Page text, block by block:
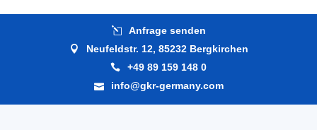
Anfrage senden
Neufeldstr. 12, 85232 Bergkirchen
+49 89 159 148 0
info@gkr-germany.com